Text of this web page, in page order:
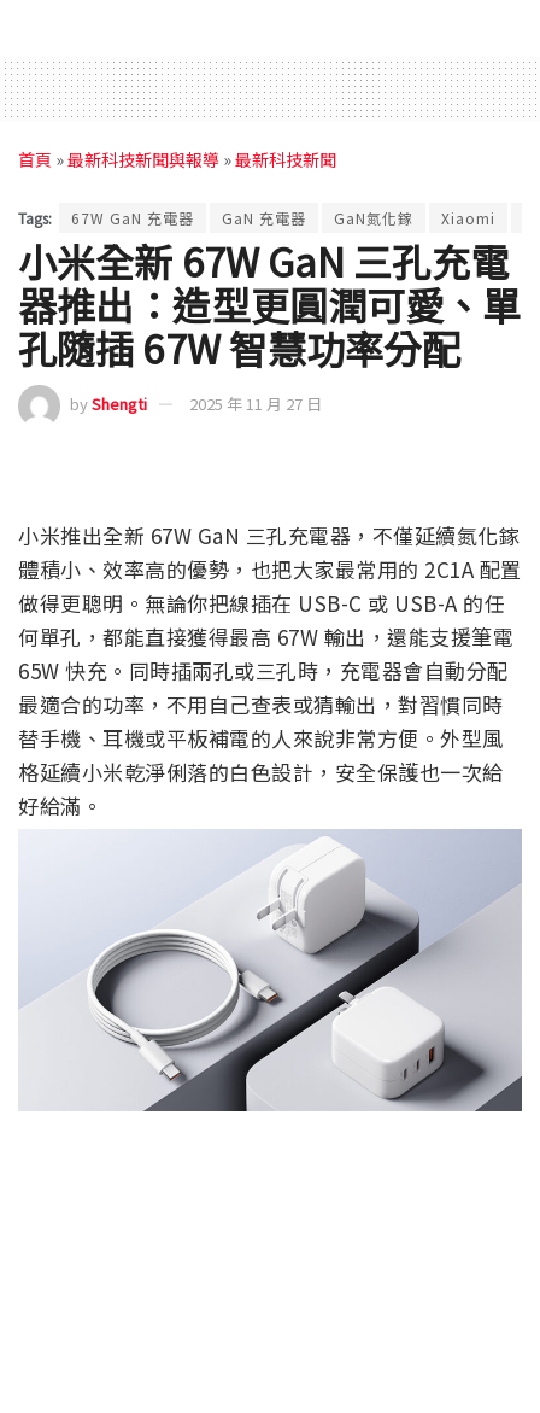
首頁 »最新科技新聞與報導 »最新科技新聞
Tags: 67W GaN 充電器 GaN 充電器 GaN氮化鎵 Xiaomi
小米全新 67W GaN 三孔充電
器推出：造型更圓潤可愛、單
孔隨插 67W 智慧功率分配
byShengti 2025 年 11 月 27 日
小米推出全新 67W GaN 三孔充電器，不僅延續氮化鎵
體積小、效率高的優勢，也把大家最常用的 2C1A 配置
做得更聰明。無論你把線插在 USB-C 或 USB-A 的任
何單孔，都能直接獲得最高 67W 輸出，還能支援筆電
65W 快充。同時插兩孔或三孔時，充電器會自動分配
最適合的功率，不用自己查表或猜輸出，對習慣同時
替手機、耳機或平板補電的人來說非常方便。外型風
格延續小米乾淨俐落的白色設計，安全保護也一次給
好給滿。